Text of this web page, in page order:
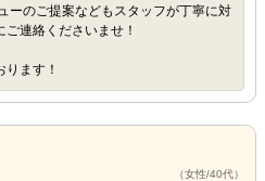
ーのご提案などもスタッフが丁寧に対
連絡くださいませ！
ます！
（女性/40代）